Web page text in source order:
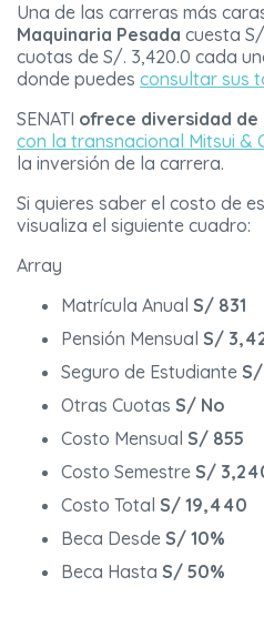
Una de las carreras más
Maquinaria Pesada cuesta
cuotas de S/. 3,420.0 cada
donde puedes consultar sus
SENATI ofrece diversidad de
con la transnacional Mitsui &
la inversión de la carrera.
Si quieres saber el costo de
visualiza el siguiente cuadro:
Array
Matrícula Anual S/ 831
Pensión Mensual S/
Seguro de Estudiante S/
Otras Cuotas S/ No
Costo Mensual S/ 855
Costo Semestre S/
Costo Total S/ 19,440
Beca Desde S/ 10%
Beca Hasta S/ 50%